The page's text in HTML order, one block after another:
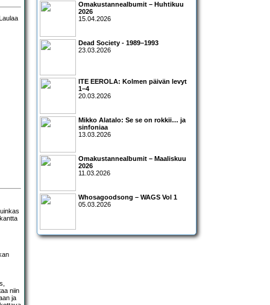
niin
ja
Omakustannealbumit – Huhtikuu
2026
15.04.2026
Dead Society - 1989–1993
23.03.2026
ITE EEROLA: Kolmen päivän levyt
1–4
20.03.2026
Mikko Alatalo: Se se on rokkii… ja
sinfoniaa
13.03.2026
Omakustannealbumit – Maaliskuu
2026
11.03.2026
Whosagoodsong – WAGS Vol 1
05.03.2026